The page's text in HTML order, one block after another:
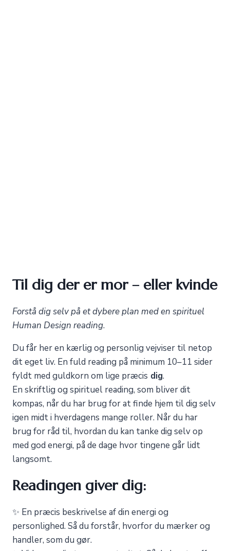
Til dig der er mor – eller kvinde
Forstå dig selv på et dybere plan med en spirituel
Human Design reading.
Du får her en kærlig og personlig vejviser til netop
dit eget liv. En fuld reading på minimum 10–11 sider
fyldt med guldkorn om lige præcis dig.
En skriftlig og spirituel reading, som bliver dit
kompas, når du har brug for at finde hjem til dig selv
igen midt i hverdagens mange roller. Når du har
brug for råd til, hvordan du kan tanke dig selv op
med god energi, på de dage hvor tingene går lidt
langsomt.
Readingen giver dig:
✨ En præcis beskrivelse af din energi og
personlighed. Så du forstår, hvorfor du mærker og
handler, som du gør.